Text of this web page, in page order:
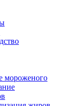
мороженого